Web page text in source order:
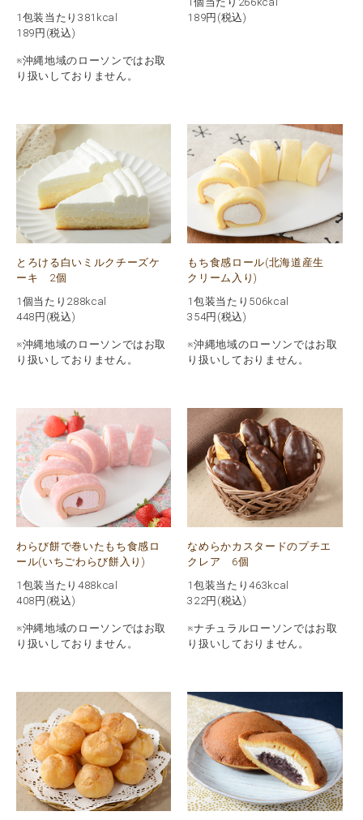
1包装当たり381kcal
189 円(税込)
※沖縄地域のローソンではお取
り扱いしておりません。
189円(税込)
とろける白いミルクチーズケ
ーキ 2個
1個当たり288kcal
448 円(税込)
※沖縄地域のローソンではお取
り扱いしておりません。
もち食感ロール(北海道産生
クリーム入り)
1包装当たり506kcal
354円(税込)
※沖縄地域のローソンではお取
り扱いしておりません。
わらび餅で巻いたもち食感ロ
ール(いちごわらび餅入り)
1包装当たり488kcal
408 円(税込)
※沖縄地域のローソンではお取
り扱いしておりません。
なめらかカスタードのプチエ
クレア 6個
1包装当たり463kcal
322円(税込)
※ナチュラルローソンではお取
り扱いしておりません。